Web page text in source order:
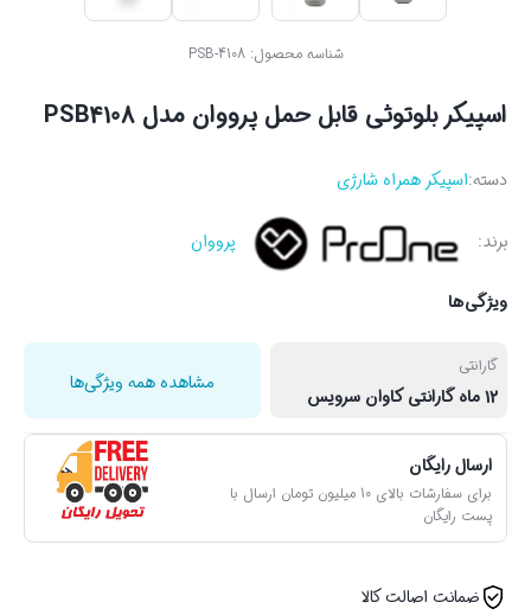
شناسه محصول:PSB-4108
اسپیکر بلوتوثی قابل حمل پرووان مدل PSB4108
دسته:اسپیکر همراه شارژی
برند: پرووان
ویژگی‌ها
گارانتی
12 ماه گارانتی کاوان سرویس
مشاهده همه ویژگی‌ها
ارسال رایگان
برای سفارشات بالای 10 میلیون تومان ارسال با
پست رایگان
ضمانت اصالت کالا